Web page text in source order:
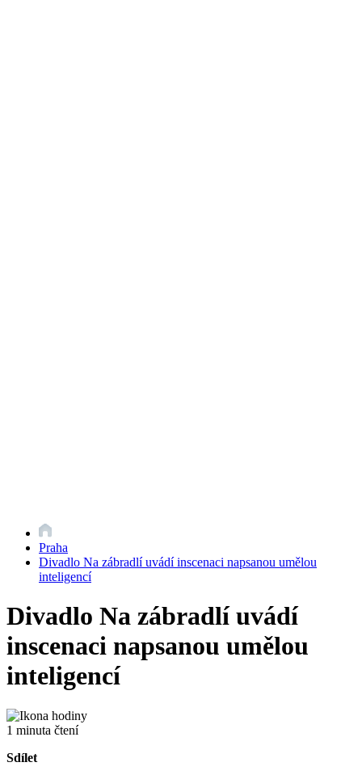
Praha
Divadlo Na zábradlí uvádí inscenaci napsanou umělou
inteligencí
Divadlo Na zábradlí uvádí
inscenaci napsanou umělou
inteligencí
1 minuta čtení
Sdílet